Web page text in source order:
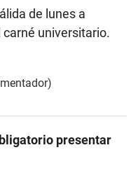
de lunes a
universitario.
presentar